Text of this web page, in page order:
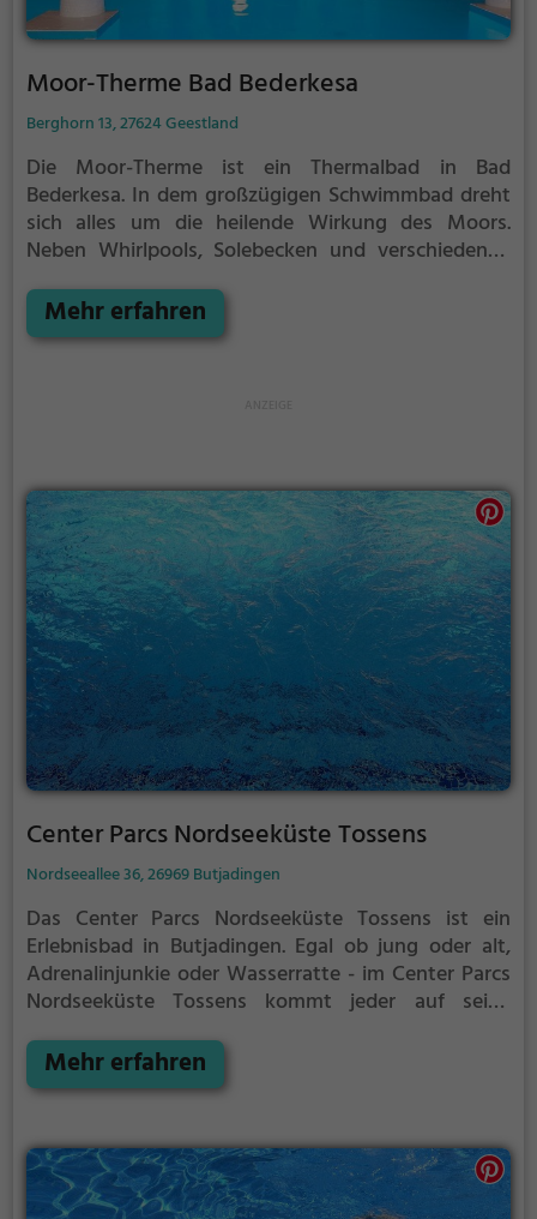
Moor-Therme Bad Bederkesa
Berghorn 13, 27624 Geestland
Die Moor-Therme ist ein Thermalbad in Bad
Bederkesa. In dem großzügigen Schwimmbad dreht
sich alles um die heilende Wirkung des Moors.
Neben Whirlpools, Solebecken und verschiedenen
eine Saunalandschaft mit 5 verschiedenen Saunen,
einem Ruhehaus und einem Saunaaußenbecken.
Mehr erfahren
Center Parcs Nordseeküste Tossens
Nordseeallee 36, 26969 Butjadingen
Das Center Parcs Nordseeküste Tossens ist ein
Erlebnisbad in Butjadingen. Egal ob jung oder alt,
Adrenalinjunkie oder Wasserratte - im Center Parcs
Nordseeküste Tossens kommt jeder auf seine
Kindergeburtstag oder einfach mit Freunden ist das
Center Parcs Nordseeküste Tossens genau die
Mehr erfahren